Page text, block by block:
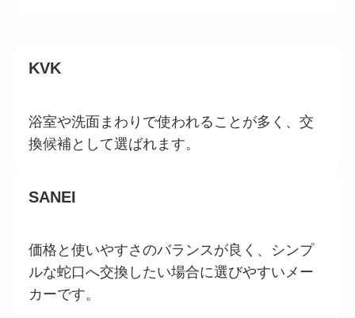
KVK
浴室や洗面まわりで使われることが多く、交
換候補として選ばれます。
SANEI
価格と使いやすさのバランスが良く、シンプ
ルな蛇口へ交換したい場合に選びやすいメー
カーです。